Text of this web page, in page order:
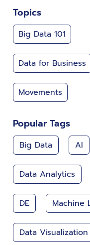
Topics
Big Data 101
Data for Business
Movements
Popular Tags
Big Data AI
Data Analytics
DE Machine
Data Visualization